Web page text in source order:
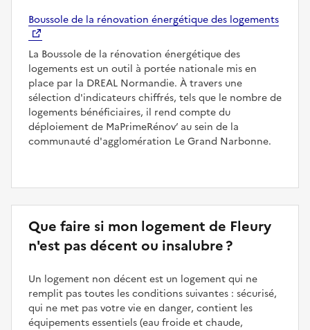
Boussole de la rénovation énergétique des logements
La Boussole de la rénovation énergétique des
logements est un outil à portée nationale mis en
place par la DREAL Normandie. À travers une
sélection d'indicateurs chiffrés, tels que le nombre de
logements bénéficiaires, il rend compte du
déploiement de MaPrimeRénov’ au sein de la
communauté d'agglomération Le Grand Narbonne.
Que faire si mon logement de Fleury
n'est pas décent ou insalubre ?
Un logement non décent est un logement qui ne
remplit pas toutes les conditions suivantes : sécurisé,
qui ne met pas votre vie en danger, contient les
équipements essentiels (eau froide et chaude,